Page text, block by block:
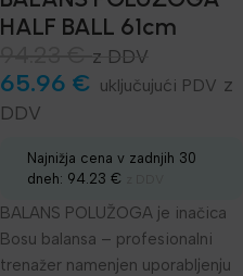
HALF BALL 61cm
z DDV
65.96 €
z
DDV
Najnižja cena v zadnjih 30
dneh: 94.23 €
BALANS POLUŽOGA je inačica
Bosu balansa – profesionalni
trenažer namenjen uporabljenju